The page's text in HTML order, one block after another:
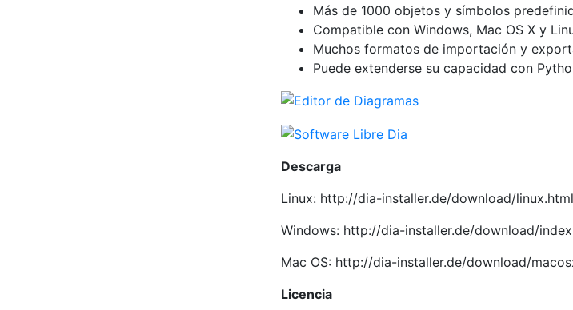
Más de 1000 objetos y símbolos
Compatible con Windows, Mac OS X y
Muchos formatos de importación y
Puede extenderse su capacidad con
Descarga
Linux: http://dia-installer.de/download/linux.html
Windows: http://dia-installer.de/download/
Mac OS: http://dia-installer.de/download/
Licencia